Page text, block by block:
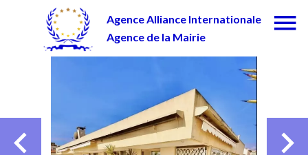
Agence Alliance Internationale
Agence de la Mairie